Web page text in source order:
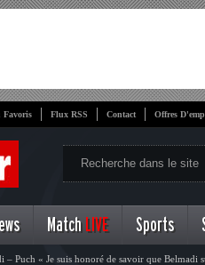
Favoris Flux RSS Contact Offres
Match LIVE Sports
– Puch « Je suis honoré de savoir que Belmadi